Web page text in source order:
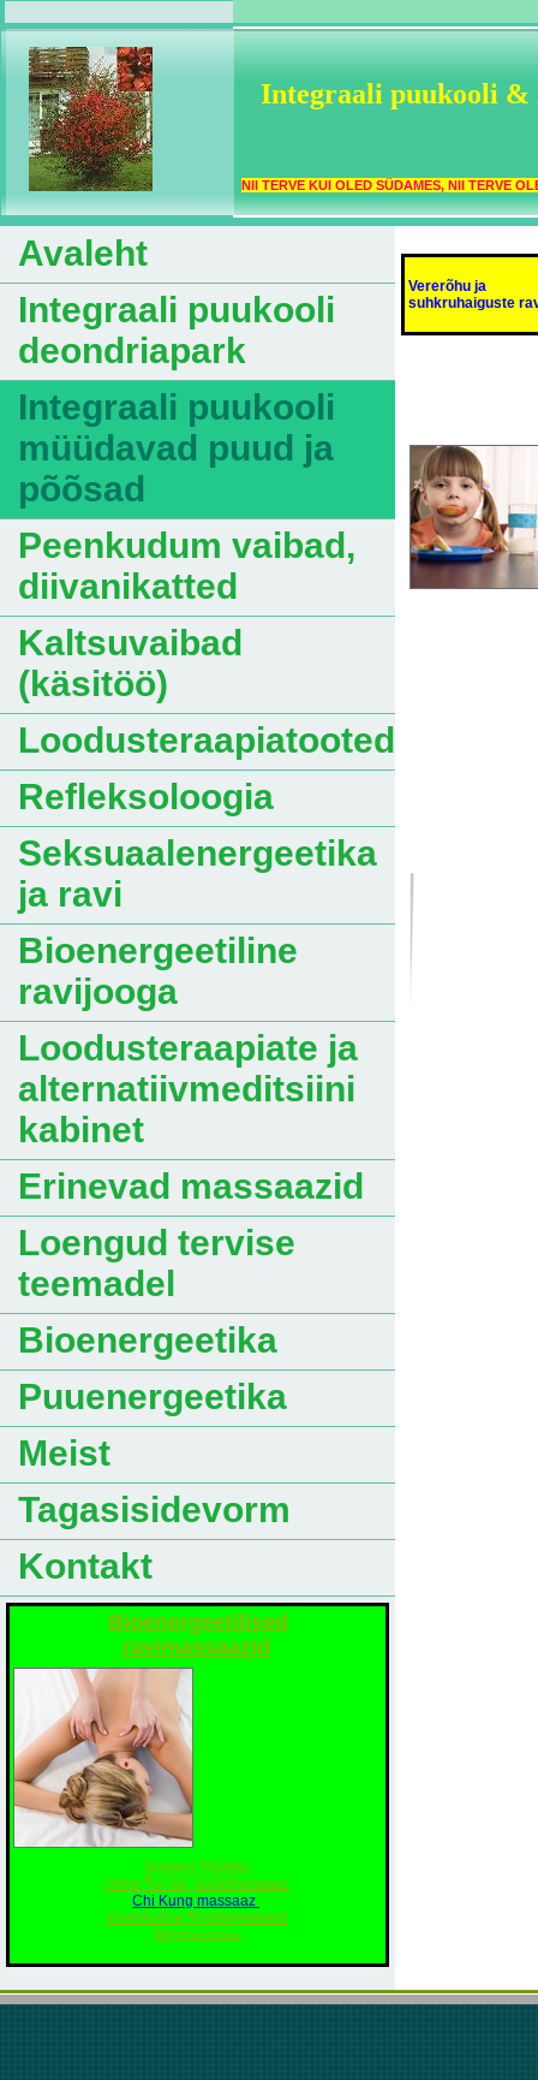
Integraali puukooli &
NII TERVE KUI OLED SÜDAMES, NII TERVE
Avaleht
Integraali puukooli
deondriapark
Integraali puukooli
müüdavad puud ja
põõsad
Peenkudum vaibad,
diivanikatted
Kaltsuvaibad
(käsitöö)
Loodusteraapiatooted
Refleksoloogia
Seksuaalenergeetika
ja ravi
Bioenergeetiline
ravijooga
Loodusteraapiate ja
alternatiivmeditsiini
kabinet
Erinevad massaazid
Loengud tervise
teemadel
Bioenergeetika
Puuenergeetika
Meist
Tagasisidevorm
Kontakt
Bioenergeetilised
ravimassaazid
Jaapani Shiatsu,
Hiina Tui Na, punktmassaaz
Chi Kung massaaz
klassikaline Rootsimassaaz
Meemassaaz
Vererõhu ja
suhkruhaiguste